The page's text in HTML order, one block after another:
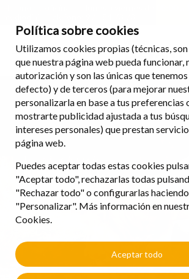
Política sobre cookies
Utilizamos cookies propias (técnicas,
que nuestra página web pueda funcionar,
autorización y son las únicas que
defecto) y de terceros (para mejorar
personalizarla en base a tus preferencias
mostrarte publicidad ajustada a tus
intereses personales) que prestan
página web.
Puedes aceptar todas estas cookies
"Aceptar todo", rechazarlas todas
"Rechazar todo" o configurarlas
"Personalizar". Más información en
Cookies.
Aceptar todo